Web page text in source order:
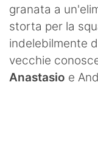
granata a
storta per la
indelebilmente
vecchie
Anastasio e